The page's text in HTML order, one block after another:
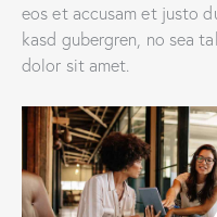
eos et accusam et justo
kasd gubergren, no sea
dolor sit amet.